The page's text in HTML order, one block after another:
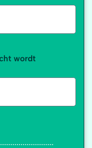
wordt